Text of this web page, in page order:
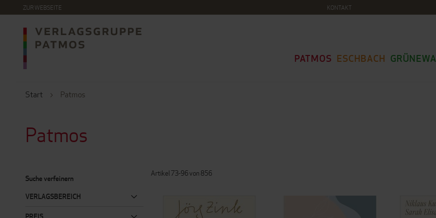
ZUR WEBSEITE KONTAKT
DIREKT
INHALT
PATMOS ESCHBACH
Start Patmos
Patmos
Artikel73-96von 856
Suche verfeinern
VERLAGSBEREICH